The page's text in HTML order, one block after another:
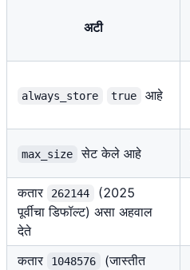
अटी
always_store true आहे
max_size सेट केले आहे
कतार 262144
(2025
पूर्वीचा डिफॉल्ट) असा अहवाल
देते
कतार 1048576
(जास्तीत